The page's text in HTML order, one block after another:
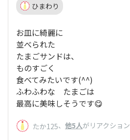
ひまわり
お皿に綺麗に
並べられた
たまごサンドは、
ものすごく
食べてみたいです(^^)
ふわふわな たまごは
最高に美味しそうです😋
たか125、 他5人がリアクション